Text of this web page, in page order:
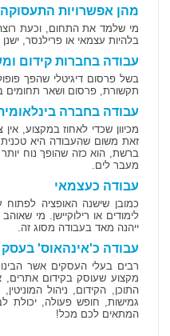
מהן אפשרויות
מי שלמד את התחום, וכעת
בלהיות עצמאי או פרילנסר,
עבודה בחברות קידום
בשל פרסום דיגיטלי שהפך
תקשורת, פרסום ושאר תחומים
עבודה בחברה
מכיוון שכדי לאחוז במקצוע,
זאת משום שהעבודה היא
ברשת, הוא כזה שהופך נוח
מעבר לים.
עבודה כעצמאי
כמובן שישנה האופציה
לימודים או רילוקיישן. מי
ייהנה מאד בעבודה מסוג זה.
עבודה כ'אינהאוס' בעסק
רבים בעלי העסקים אשר
מקצוע שעוסק בקידום אתרים,
התוכן, הקידום, ניהול
גמישות, חופש פעולה, יכולת
המתאים לכם מכל!